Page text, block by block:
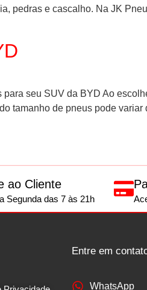
pedras e cascalho. Na JK
seu SUV da BYD Ao
tamanho de pneus pode
ao Cliente
Segunda das 7 às 21h
Entre em
WhatsApp